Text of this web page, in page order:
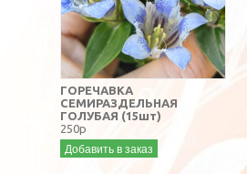
ГОРЕЧАВКА
СЕМИРАЗДЕЛЬНАЯ
ГОЛУБАЯ (15шт)
250р
Добавить в заказ